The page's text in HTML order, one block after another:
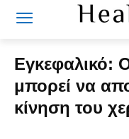
Εγκεφαλικό:
μπορεί να
κίνηση του